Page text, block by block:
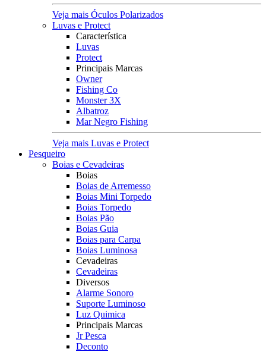
Veja mais Óculos Polarizados
Luvas e Protect
Característica
Luvas
Protect
Principais Marcas
Owner
Fishing Co
Monster 3X
Albatroz
Mar Negro Fishing
Veja mais Luvas e Protect
Pesqueiro
Boias e Cevadeiras
Boias
Boias de Arremesso
Boias Mini Torpedo
Boias Torpedo
Boias Pão
Boias Guia
Boias para Carpa
Boias Luminosa
Cevadeiras
Cevadeiras
Diversos
Alarme Sonoro
Suporte Luminoso
Luz Quimica
Principais Marcas
Jr Pesca
Deconto